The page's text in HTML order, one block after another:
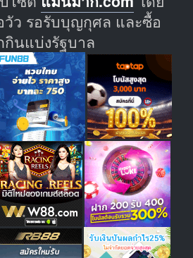
วัว รอรับบุญกุศล และซื้อ
กินแบ่งรัฐบาล